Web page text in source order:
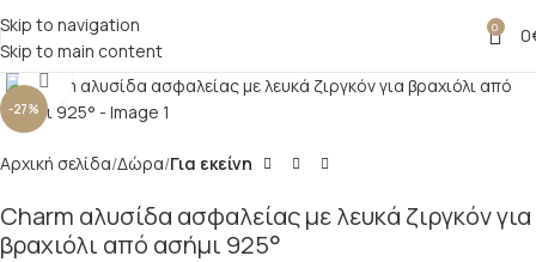
Skip to navigation
Skip to main content
0 0
-27%
Click to enlarge
Αρχική σελίδα Δώρα Για εκείνη
Charm αλυσίδα ασφαλείας με λευκά ζιργκόν για
βραχιόλι από ασήμι 925°